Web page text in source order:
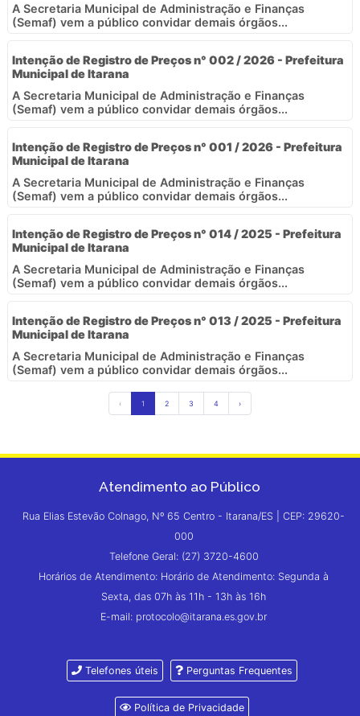
A Secretaria Municipal de Administração e Finanças
(Semaf) vem a público convidar demais órgãos...
Intenção de Registro de Preços n° 002 / 2026 - Prefeitura
Municipal de Itarana
A Secretaria Municipal de Administração e Finanças
(Semaf) vem a público convidar demais órgãos...
Intenção de Registro de Preços n° 001 / 2026 - Prefeitura
Municipal de Itarana
A Secretaria Municipal de Administração e Finanças
(Semaf) vem a público convidar demais órgãos...
Intenção de Registro de Preços n° 014 / 2025 - Prefeitura
Municipal de Itarana
A Secretaria Municipal de Administração e Finanças
(Semaf) vem a público convidar demais órgãos...
Intenção de Registro de Preços n° 013 / 2025 - Prefeitura
Municipal de Itarana
A Secretaria Municipal de Administração e Finanças
(Semaf) vem a público convidar demais órgãos...
‹ 1 2 3 4 ›
Atendimento ao Público
Rua Elias Estevão Colnago, Nº 65 Centro - Itarana/ES | CEP: 29620-
000
Telefone Geral: (27) 3720-4600
Horários de Atendimento: Horário de Atendimento: Segunda à
Sexta, das 07h às 11h - 13h às 16h
E-mail: protocolo@itarana.es.gov.br
Telefones úteis Perguntas Frequentes
Política de Privacidade